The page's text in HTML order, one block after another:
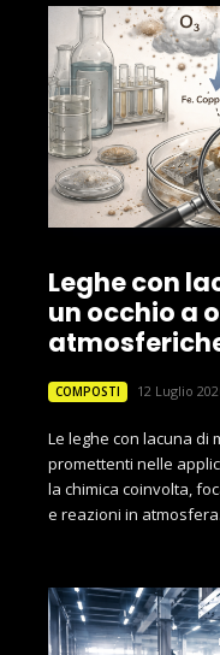
Leghe con
un occhio a
COMPOSTI 12 Luglio
Le leghe con lacuna di
promettenti nelle
la chimica coinvolta,
e reazioni in atmosfera.